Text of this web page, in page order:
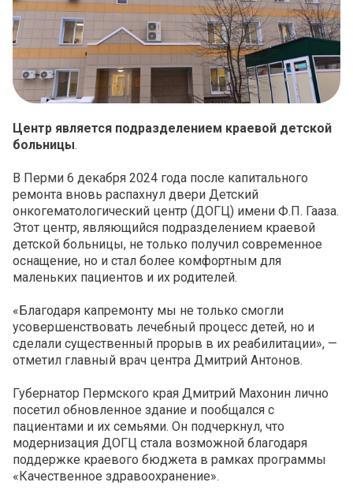
Центр является подразделением краевой детской
больницы.
В Перми 6 декабря 2024 года после капитального
ремонта вновь распахнул двери Детский
онкогематологический центр (ДОГЦ) имени Ф.П. Гааза.
Этот центр, являющийся подразделением краевой
детской больницы, не только получил современное
оснащение, но и стал более комфортным для
маленьких пациентов и их родителей.
«Благодаря капремонту мы не только смогли
усовершенствовать лечебный процесс детей, но и
сделали существенный прорыв в их реабилитации», —
отметил главный врач центра Дмитрий Антонов.
Губернатор Пермского края Дмитрий Махонин лично
посетил обновленное здание и пообщался с
пациентами и их семьями. Он подчеркнул, что
модернизация ДОГЦ стала возможной благодаря
поддержке краевого бюджета в рамках программы
«Качественное здравоохранение».